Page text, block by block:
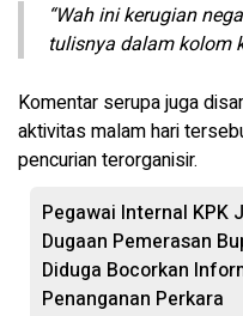
“Wah ini kerugian
tulisnya dalam kolom
Komentar serupa juga
aktivitas malam hari
pencurian terorganisir.
Pegawai Internal KPK
Dugaan Pemerasan
Diduga Bocorkan
Penanganan Perkara